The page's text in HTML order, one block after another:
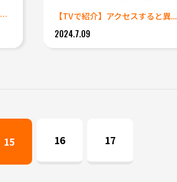
落下させてしまって認識しないシ...
【TVで紹介】アクセスすると異...
2024.7.09
15 16 17